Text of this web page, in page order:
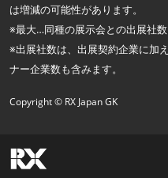
は増減の可能性があります。
※最大…同種の展示会との出展社数
※出展社数は、出展契約企業に加
ナー企業数も含みます。
Copyright © RX Japan GK